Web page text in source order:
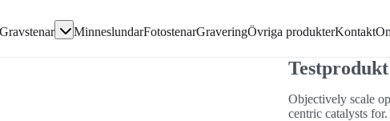
Gravstenar MinneslundarFotostenarGraveringÖvriga produkterKontakt
Testprodukt
Objectively scale
centric catalysts for.